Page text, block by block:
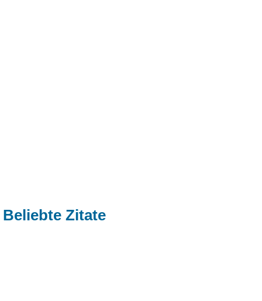
Beliebte Zitate